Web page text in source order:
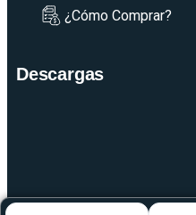
¿Cómo Comprar?
Descargas